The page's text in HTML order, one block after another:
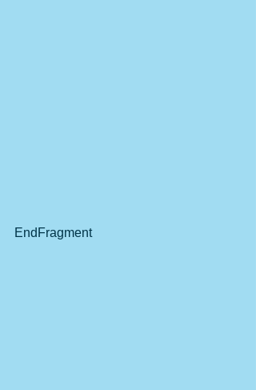
EndFragment